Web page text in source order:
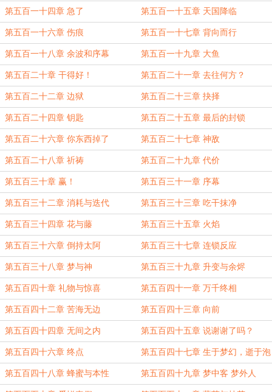
第五百一十四章 急了 第五百一十五章 天国降临
第五百一十六章 伤痕 第五百一十七章 背向而行
第五百一十八章 余波和序幕 第五百一十九章 大鱼
第五百二十章 干得好！ 第五百二十一章 去往何方？
第五百二十二章 边狱 第五百二十三章 抉择
第五百二十四章 钥匙 第五百二十五章 最后的封锁
第五百二十六章 你东西掉了 第五百二十七章 神敌
第五百二十八章 祈祷 第五百二十九章 代价
第五百三十章 赢！ 第五百三十一章 序幕
第五百三十二章 消耗与迭代 第五百三十三章 吃干抹净
第五百三十四章 花与藤 第五百三十五章 火焰
第五百三十六章 倒持太阿 第五百三十七章 连锁反应
第五百三十八章 梦与神 第五百三十九章 升变与余烬
第五百四十章 礼物与惊喜 第五百四十一章 万千终相
第五百四十二章 苦海无边 第五百四十三章 向前
第五百四十四章 无间之内 第五百四十五章 说谢谢了吗？
第五百四十六章 终点 第五百四十七章 生于梦幻，逝于泡
影
第五百四十八章 蜂蜜与本性 第五百四十九章 梦中客 梦外人